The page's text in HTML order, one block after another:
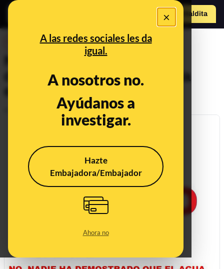
×
A las redes sociales les da
igual.
A nosotros no.
Ayúdanos a
investigar.
Hazte
Embajadora/Embajador
Ahora no
Hazte Maldita
No, un estudio no ha
demostrado que el agua fría
engorde
Jun 29, 2018, 11:05:00 AM